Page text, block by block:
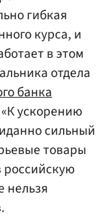
гибкая
курса, и
в этом
отдела
банка
ускорению
сильный
товары
российскую
нельзя